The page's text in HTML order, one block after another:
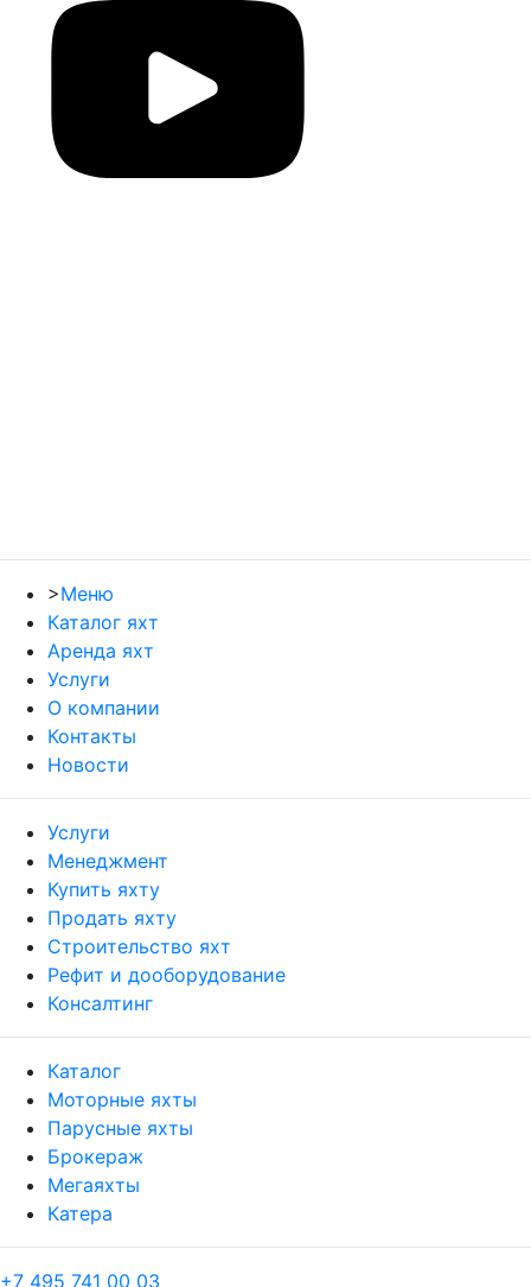
>Меню
Каталог яхт
Аренда яхт
Услуги
О компании
Контакты
Новости
Услуги
Менеджмент
Купить яхту
Продать яхту
Строительство яхт
Рефит и дооборудование
Консалтинг
Каталог
Моторные яхты
Парусные яхты
Брокераж
Мегаяхты
Катера
+7 495 741 00 03